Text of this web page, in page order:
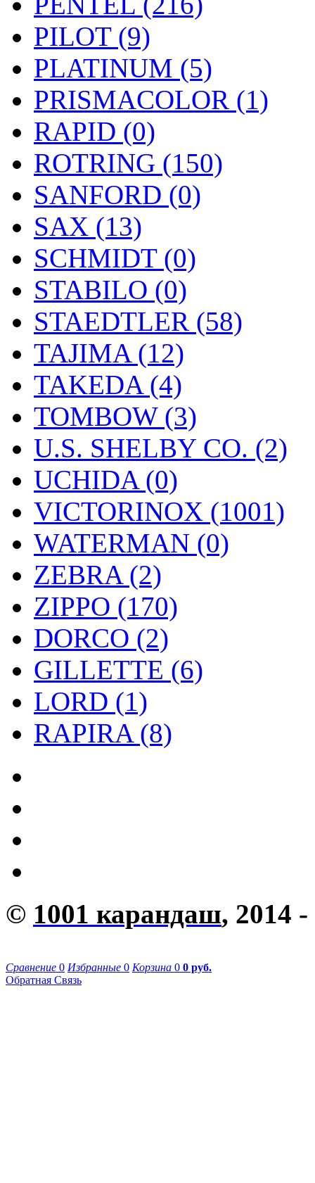
PILOT (9)
PLATINUM (5)
PRISMACOLOR (1)
RAPID (0)
ROTRING (150)
SANFORD (0)
SAX (13)
SCHMIDT (0)
STABILO (0)
STAEDTLER (58)
TAJIMA (12)
TAKEDA (4)
TOMBOW (3)
U.S. SHELBY CO. (2)
UCHIDA (0)
VICTORINOX (1001)
WATERMAN (0)
ZEBRA (2)
ZIPPO (170)
DORCO (2)
GILLETTE (6)
LORD (1)
RAPIRA (8)
© 1001 карандаш, 2014 -
Сравнение 0 Избранные 0 Корзина 0 0 руб.
Обратная Связь